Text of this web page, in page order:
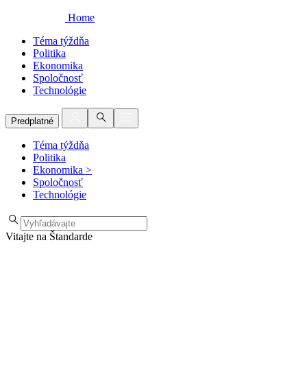
Home
Téma týždňa
Politika
Ekonomika
Spoločnosť
Technológie
Predplatné
Téma týždňa
Politika
Ekonomika >
Spoločnosť
Technológie
Vitajte na Štandarde